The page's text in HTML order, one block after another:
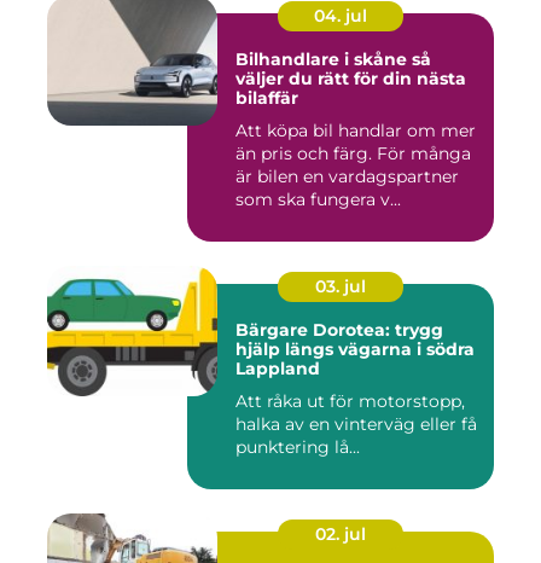
04. jul
Bilhandlare i skåne så
väljer du rätt för din nästa
bilaffär
Att köpa bil handlar om mer
än pris och färg. För många
är bilen en vardagspartner
som ska fungera v...
03. jul
Bärgare Dorotea: trygg
hjälp längs vägarna i södra
Lappland
Att råka ut för motorstopp,
halka av en vinterväg eller få
punktering lå...
02. jul